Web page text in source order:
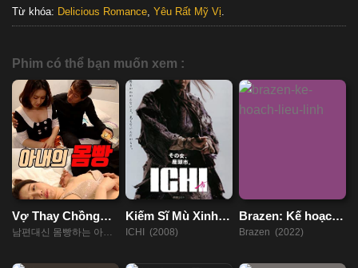
Từ khóa: Delicious Romance Yêu Rất Mỹ Vị
Phim có thể bạn muốn xem :
Vợ Thay Chồng
Trả Nợ
남편대신 몸빵하는 아내
Kiếm Sĩ Mù Xinh
Đẹp
ICHI (2008)
Brazen: Kế hoạch
liều lĩnh
Brazen (2022)